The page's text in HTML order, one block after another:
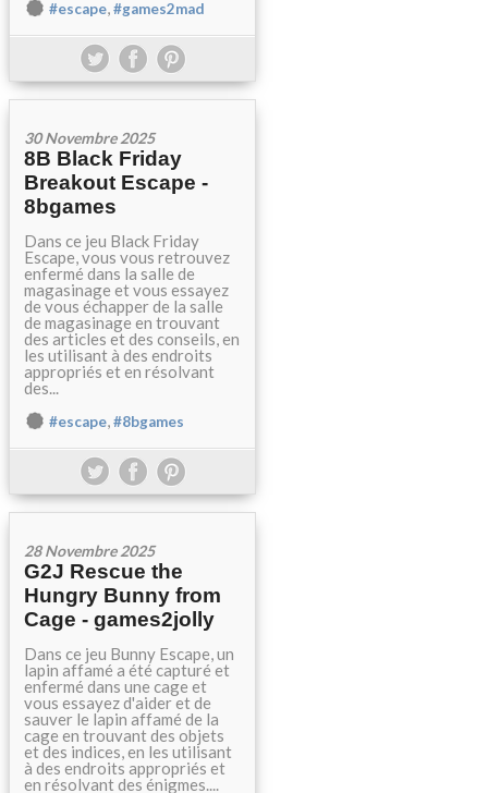
#escape,#games2mad
30 Novembre 2025
8B Black Friday
Breakout Escape -
8bgames
Dans ce jeu Black Friday
Escape, vous vous retrouvez
enfermé dans la salle de
magasinage et vous essayez
de vous échapper de la salle
de magasinage en trouvant
des articles et des conseils, en
les utilisant à des endroits
appropriés et en résolvant
des...
#escape,#8bgames
28 Novembre 2025
G2J Rescue the
Hungry Bunny from
Cage - games2jolly
Dans ce jeu Bunny Escape, un
lapin affamé a été capturé et
enfermé dans une cage et
vous essayez d'aider et de
sauver le lapin affamé de la
cage en trouvant des objets
et des indices, en les utilisant
à des endroits appropriés et
en résolvant des énigmes....